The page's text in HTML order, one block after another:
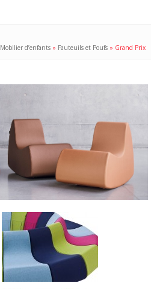
Mobilier d’enfants » Fauteuils et Poufs » Grand Prix